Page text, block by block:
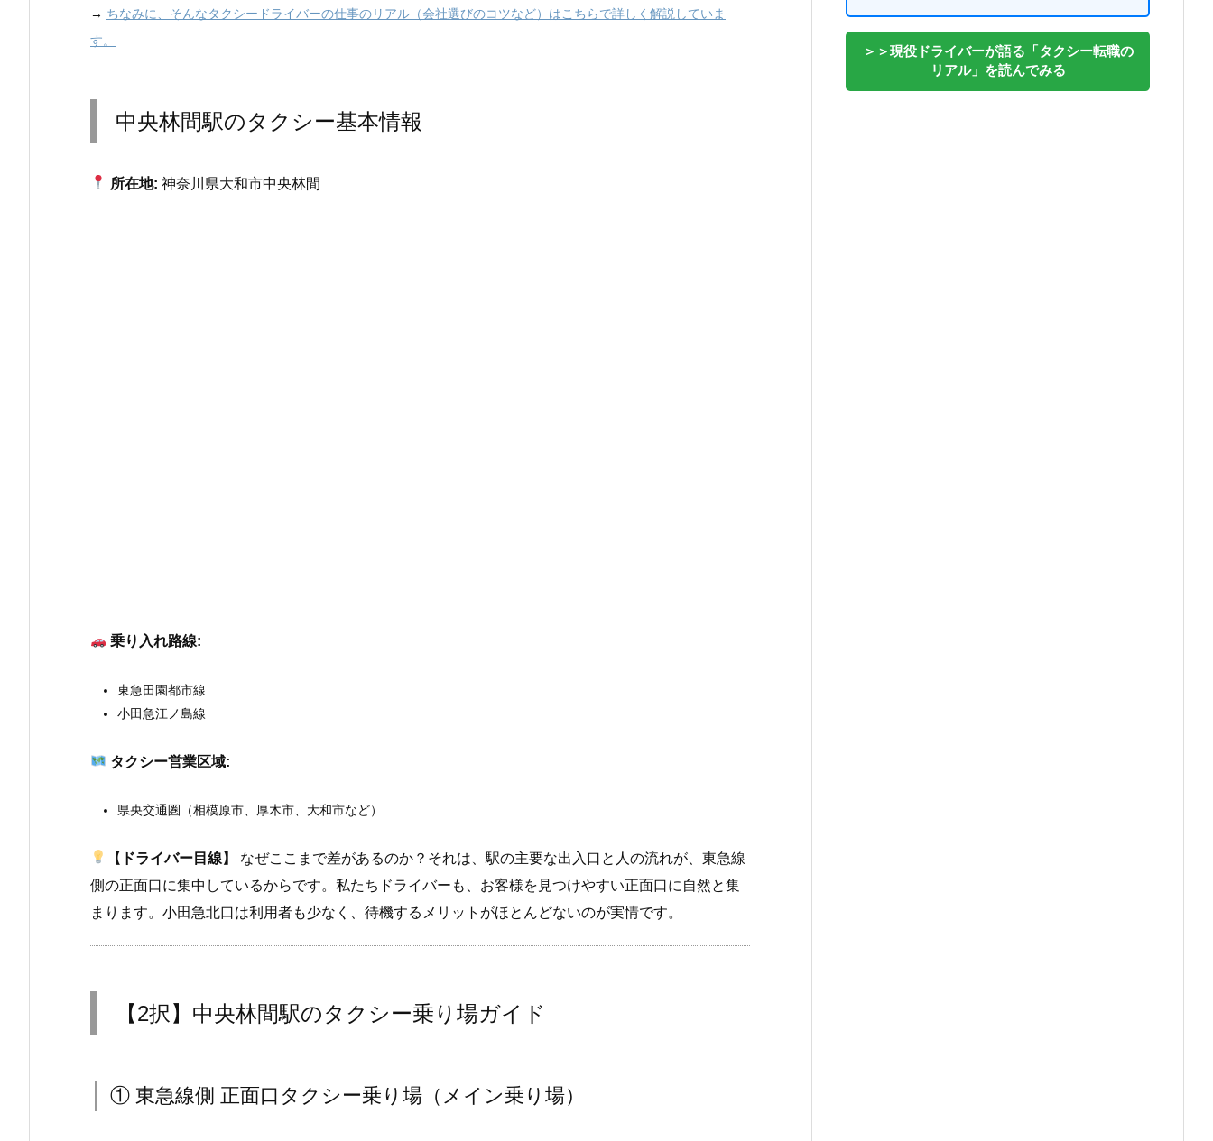
→ ちなみに、そんなタクシードライバーの仕事のリアル（会社選びのコツなど）はこちらで詳しく解説していま
す。
中央林間駅のタクシー基本情報
所在地: 神奈川県大和市中央林間
乗り入れ路線:
東急田園都市線
小田急江ノ島線
タクシー営業区域:
県央交通圏（相模原市、厚木市、大和市など）
【ドライバー目線】
なぜここまで差があるのか？それは、駅の主要な出入口と人の流れが、東急線
側の正面口に集中しているからです。私たちドライバーも、お客様を見つけやすい正面口に自然と集
まります。小田急北口は利用者も少なく、待機するメリットがほとんどないのが実情です。
【2択】中央林間駅のタクシー乗り場ガイド
① 東急線側 正面口タクシー乗り場（メイン乗り場）
＞＞現役ドライバーが語る「タクシー転職の
リアル」を読んでみる